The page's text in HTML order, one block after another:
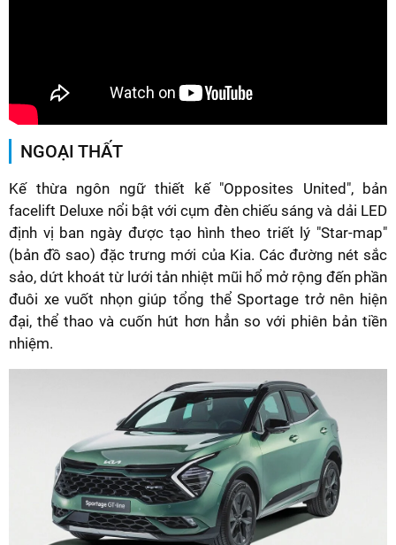
NGOẠI THẤT
Kế thừa ngôn ngữ thiết kế "Opposites United", bản
facelift Deluxe nổi bật với cụm đèn chiếu sáng và dải LED
định vị ban ngày được tạo hình theo triết lý "Star-map"
(bản đồ sao) đặc trưng mới của Kia. Các đường nét sắc
sảo, dứt khoát từ lưới tản nhiệt mũi hổ mở rộng đến phần
đuôi xe vuốt nhọn giúp tổng thể Sportage trở nên hiện
đại, thể thao và cuốn hút hơn hẳn so với phiên bản tiền
nhiệm.